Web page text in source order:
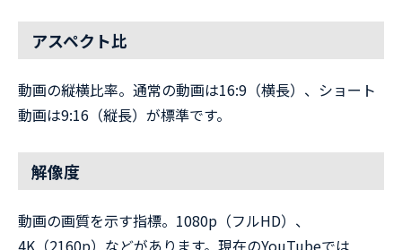
アスペクト比
動画の縦横比率。通常の動画は16:9（横長）、ショート
動画は9:16（縦長）が標準です。
解像度
動画の画質を示す指標。1080p（フルHD）、